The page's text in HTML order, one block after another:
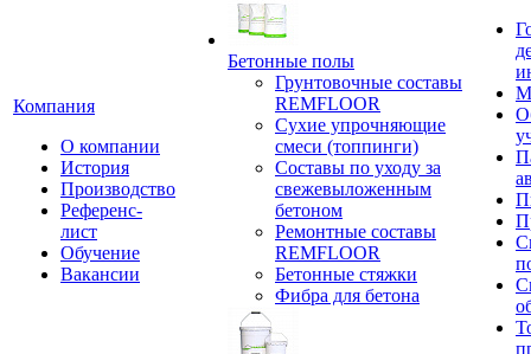
Компания
О компании
История
Производство
Референс-
лист
Обучение
Вакансии
Бетонные полы
Грунтовочные составы
REMFLOOR
Сухие упрочняющие
смеси (топпинги)
Составы по уходу за
свежевыложенным
бетоном
Ремонтные составы
REMFLOOR
Бетонные стяжки
Фибра для бетона